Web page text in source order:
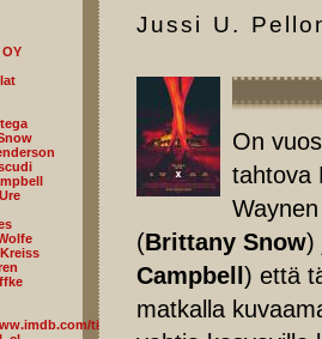
title/tt13560574/fullcredits/?
Jussi U.
On
tahtova
(Brittany Snow)
Campbell) että
matkalla